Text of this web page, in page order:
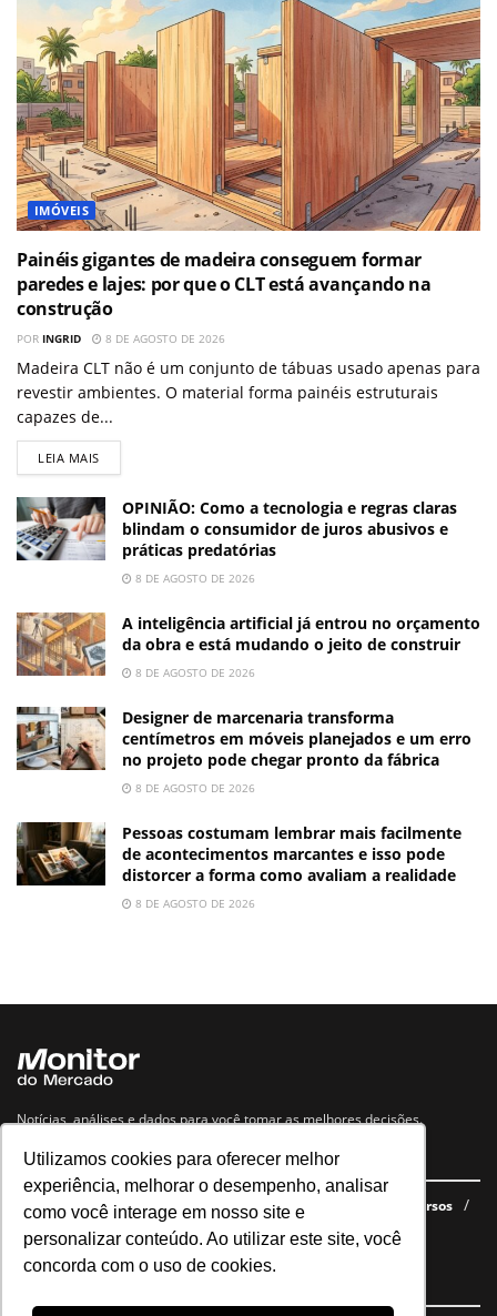
Utilizamos cookies para oferecer melhor
experiência, melhorar o desempenho, analisar
como você interage em nosso site e
personalizar conteúdo. Ao utilizar este site, você
concorda com o uso de cookies.
IMÓVEIS
Painéis gigantes de madeira conseguem formar
paredes e lajes: por que o CLT está avançando na
construção
POR INGRID 8 DE AGOSTO DE 2026
Madeira CLT não é um conjunto de tábuas usado apenas para
revestir ambientes. O material forma painéis estruturais
capazes de...
LEIA MAIS
OPINIÃO: Como a tecnologia e regras claras
blindam o consumidor de juros abusivos e
práticas predatórias
8 DE AGOSTO DE 2026
A inteligência artificial já entrou no orçamento
da obra e está mudando o jeito de construir
8 DE AGOSTO DE 2026
Designer de marcenaria transforma
centímetros em móveis planejados e um erro
no projeto pode chegar pronto da fábrica
8 DE AGOSTO DE 2026
Pessoas costumam lembrar mais facilmente
de acontecimentos marcantes e isso pode
distorcer a forma como avaliam a realidade
8 DE AGOSTO DE 2026
Notícias, análises e dados para você tomar as melhores decisões.
Navegue no site
Últimas notícias Quem somos E-books gratuitos
Cursos
Política de privacidade